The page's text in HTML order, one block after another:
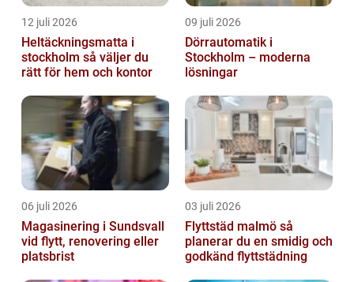
12 juli 2026
Heltäckningsmatta i
stockholm så väljer du
rätt för hem och kontor
09 juli 2026
Dörrautomatik i
Stockholm – moderna
lösningar
06 juli 2026
Magasinering i Sundsvall
vid flytt, renovering eller
platsbrist
03 juli 2026
Flyttstäd malmö så
planerar du en smidig och
godkänd flyttstädning